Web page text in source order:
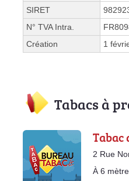
SIRET
N° TVA Intra.
Création
1
Tabacs à
2 Rue
À 6